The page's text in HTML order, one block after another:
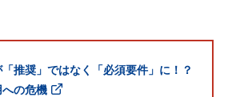
推奨」ではなく「必須要件」に！？
の危機